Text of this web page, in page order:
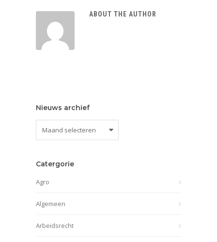
ABOUT THE AUTHOR
Nieuws archief
Catergorie
Agro
Algemeen
Arbeidsrecht